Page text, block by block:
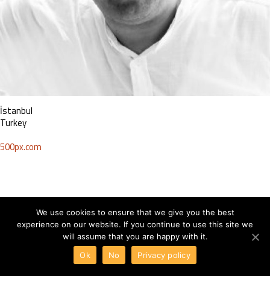
İstanbul
Turkey
500px.com
Gemi Bakımı Mimarinin Muhteşem Renkleri
TERMS PRIVACY CONTACT
We use cookies to ensure that we give you the best
experience on our website. If you continue to use this site we
will assume that you are happy with it.
Ok
No Privacy policy